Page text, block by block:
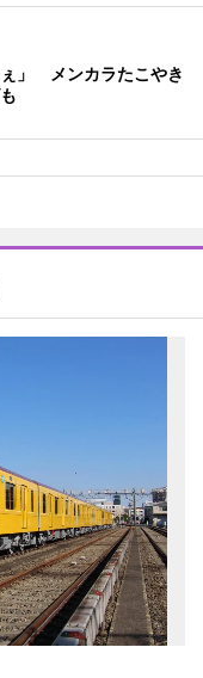
」 メンカラたこやき